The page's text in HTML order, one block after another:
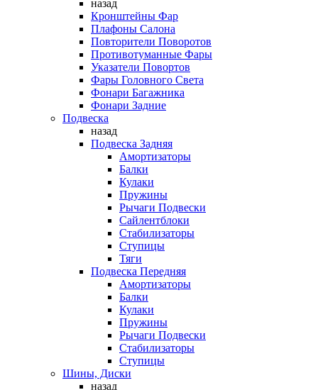
назад
Кронштейны Фар
Плафоны Салона
Повторители Поворотов
Противотуманные Фары
Указатели Повортов
Фары Головного Света
Фонари Багажника
Фонари Задние
Подвеска
назад
Подвеска Задняя
Амортизаторы
Балки
Кулаки
Пружины
Рычаги Подвески
Сайлентблоки
Стабилизаторы
Ступицы
Тяги
Подвеска Передняя
Амортизаторы
Балки
Кулаки
Пружины
Рычаги Подвески
Стабилизаторы
Ступицы
Шины, Диски
назад